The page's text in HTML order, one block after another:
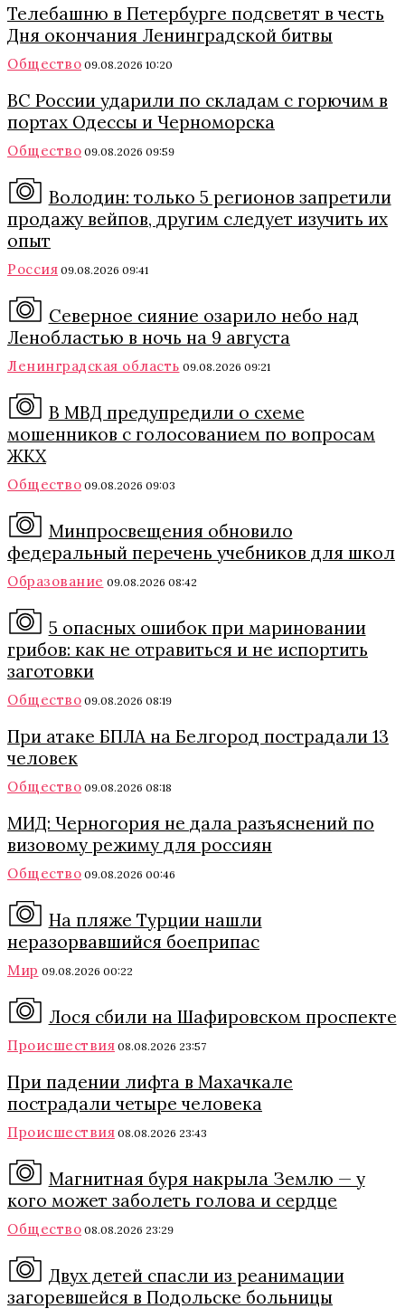
Телебашню в Петербурге подсветят в честь
Дня окончания Ленинградской битвы
Общество 09.08.2026 10:20
ВС России ударили по складам с горючим в
портах Одессы и Черноморска
Общество 09.08.2026 09:59
Володин: только 5 регионов запретили
продажу вейпов, другим следует изучить их
опыт
Россия 09.08.2026 09:41
Северное сияние озарило небо над
Ленобластью в ночь на 9 августа
Ленинградская область 09.08.2026 09:21
В МВД предупредили о схеме
мошенников с голосованием по вопросам
ЖКХ
Общество 09.08.2026 09:03
Минпросвещения обновило
федеральный перечень учебников для школ
Образование 09.08.2026 08:42
5 опасных ошибок при мариновании
грибов: как не отравиться и не испортить
заготовки
Общество 09.08.2026 08:19
При атаке БПЛА на Белгород пострадали 13
человек
Общество 09.08.2026 08:18
МИД: Черногория не дала разъяснений по
визовому режиму для россиян
Общество 09.08.2026 00:46
На пляже Турции нашли
неразорвавшийся боеприпас
Мир 09.08.2026 00:22
Лося сбили на Шафировском проспекте
Происшествия 08.08.2026 23:57
При падении лифта в Махачкале
пострадали четыре человека
Происшествия 08.08.2026 23:43
Магнитная буря накрыла Землю — у
кого может заболеть голова и сердце
Общество 08.08.2026 23:29
Двух детей спасли из реанимации
загоревшейся в Подольске больницы